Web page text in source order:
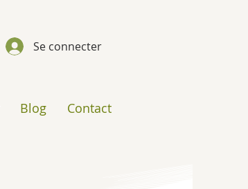
Se connecter
Blog Contact